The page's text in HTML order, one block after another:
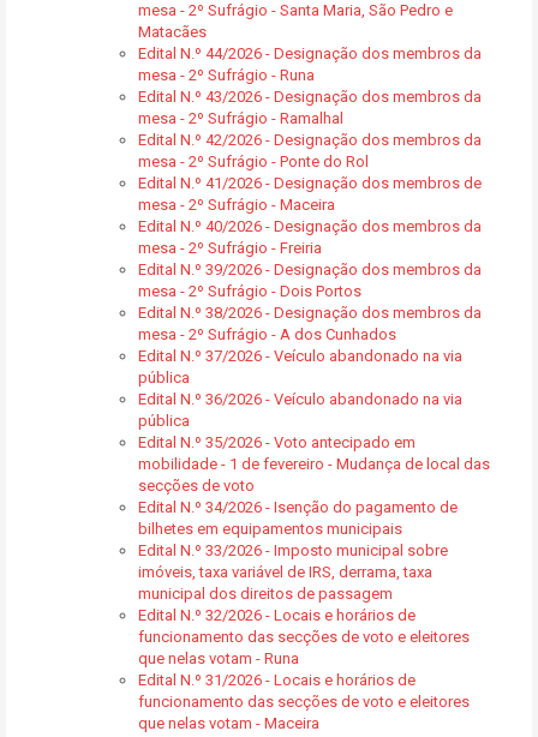
mesa - 2º Sufrágio - Santa Maria, São Pedro e
Matacães
Edital N.º 44/2026 - Designação dos membros da
mesa - 2º Sufrágio - Runa
Edital N.º 43/2026 - Designação dos membros da
mesa - 2º Sufrágio - Ramalhal
Edital N.º 42/2026 - Designação dos membros da
mesa - 2º Sufrágio - Ponte do Rol
Edital N.º 41/2026 - Designação dos membros de
mesa - 2º Sufrágio - Maceira
Edital N.º 40/2026 - Designação dos membros da
mesa - 2º Sufrágio - Freiria
Edital N.º 39/2026 - Designação dos membros da
mesa - 2º Sufrágio - Dois Portos
Edital N.º 38/2026 - Designação dos membros da
mesa - 2º Sufrágio - A dos Cunhados
Edital N.º 37/2026 - Veículo abandonado na via
pública
Edital N.º 36/2026 - Veículo abandonado na via
pública
Edital N.º 35/2026 - Voto antecipado em
mobilidade - 1 de fevereiro - Mudança de local das
secções de voto
Edital N.º 34/2026 - Isenção do pagamento de
bilhetes em equipamentos municipais
Edital N.º 33/2026 - Imposto municipal sobre
imóveis, taxa variável de IRS, derrama, taxa
municipal dos direitos de passagem
Edital N.º 32/2026 - Locais e horários de
funcionamento das secções de voto e eleitores
que nelas votam - Runa
Edital N.º 31/2026 - Locais e horários de
funcionamento das secções de voto e eleitores
que nelas votam - Maceira